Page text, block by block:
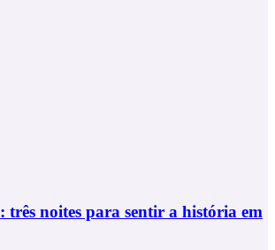
noites para sentir a história em